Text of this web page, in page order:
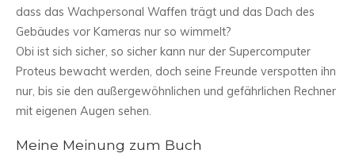
dass das Wachpersonal Waffen trägt und das Dach des
Gebäudes vor Kameras nur so wimmelt?
Obi ist sich sicher, so sicher kann nur der Supercomputer
Proteus bewacht werden, doch seine Freunde verspotten ihn
nur, bis sie den außergewöhnlichen und gefährlichen Rechner
mit eigenen Augen sehen.
Meine Meinung zum Buch